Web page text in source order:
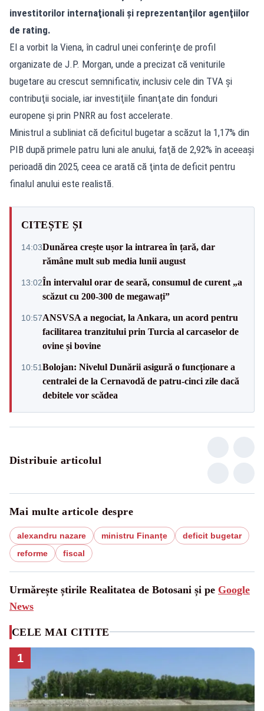
investitorilor internaţionali şi reprezentanţilor agenţiilor
de rating.
El a vorbit la Viena, în cadrul unei conferinţe de profil
organizate de J.P. Morgan, unde a precizat că veniturile
bugetare au crescut semnificativ, inclusiv cele din TVA şi
contribuţii sociale, iar investiţiile finanţate din fonduri
europene şi prin PNRR au fost accelerate.
Ministrul a subliniat că deficitul bugetar a scăzut la 1,17% din
PIB după primele patru luni ale anului, faţă de 2,92% în aceeaşi
perioadă din 2025, ceea ce arată că ţinta de deficit pentru
finalul anului este realistă.
CITEȘTE ȘI
14:03Dunărea crește ușor la intrarea în țară, dar
rămâne mult sub media lunii august
13:02În intervalul orar de seară, consumul de curent „a
scăzut cu 200-300 de megawați”
10:57ANSVSA a negociat, la Ankara, un acord pentru
facilitarea tranzitului prin Turcia al carcaselor de
ovine și bovine
10:51Bolojan: Nivelul Dunării asigură o funcționare a
centralei de la Cernavodă de patru-cinci zile dacă
debitele vor scădea
Distribuie articolul
Mai multe articole despre
alexandru nazare ministru Finanțe
deficit bugetar
reforme
fiscal
Urmărește știrile Realitatea de Botosani și pe Google
News
CELE MAI CITITE
1